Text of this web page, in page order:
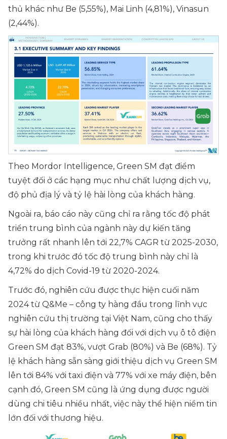
thủ khác như Be (5,55%), Mai Linh (4,81%), Vinasun
(2,44%).
Theo Mordor Intelligence, Green SM đạt điểm
tuyệt đối ở các hạng mục như chất lượng dịch vụ,
độ phủ địa lý và tỷ lệ hài lòng của khách hàng.
Ngoài ra, báo cáo này cũng chỉ ra rằng tốc độ phát
triển trung bình của ngành này dự kiến tăng
trưởng rất nhanh lên tới 22,7% CAGR từ 2025-2030,
trong khi trước đó tốc độ trung bình này chỉ là
4,72% do dịch Covid-19 từ 2020-2024.
Trước đó, nghiên cứu được thực hiện cuối năm
2024 từ Q&Me – công ty hàng đầu trong lĩnh vực
nghiên cứu thị trường tại Việt Nam, cũng cho thấy
sự hài lòng của khách hàng đối với dịch vụ ô tô điện
Green SM đạt 83%, vượt Grab (80%) và Be (68%). Tỷ
lệ khách hàng sẵn sàng giới thiệu dịch vụ Green SM
lên tới 84% với taxi điện và 77% với xe máy điện, bên
cạnh đó, Green SM cũng là ứng dụng được người
dùng chi tiêu nhiều nhất, việc này thể hiện niềm tin
lớn đối với thương hiệu.